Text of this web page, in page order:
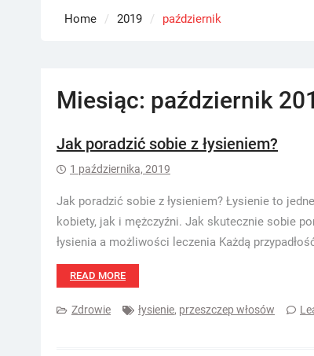
Home 2019 październik
Miesiąc: październik
Jak poradzić sobie z łysieniem?
1 października, 2019
Jak poradzić sobie z łysieniem? Łysienie to
kobiety, jak i mężczyźni. Jak skutecznie sobie
łysienia a możliwości leczenia Każdą
READ MORE
Zdrowie łysienie, przeszczep włosów